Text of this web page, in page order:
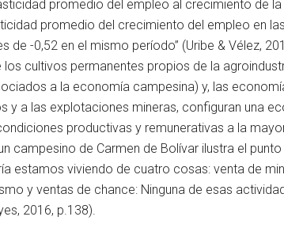
promedio del empleo al crecimiento de
promedio del crecimiento del empleo en
de -0,52 en el mismo período” (Uribe & Vélez,
cultivos permanentes propios de la
a la economía campesina) y, las
y a las explotaciones mineras, configuran una
productivas y remunerativas a la
campesino de Carmen de Bolívar ilustra el
estamos viviendo de cuatro cosas: venta de
y ventas de chance: Ninguna de esas
2016, p.138).